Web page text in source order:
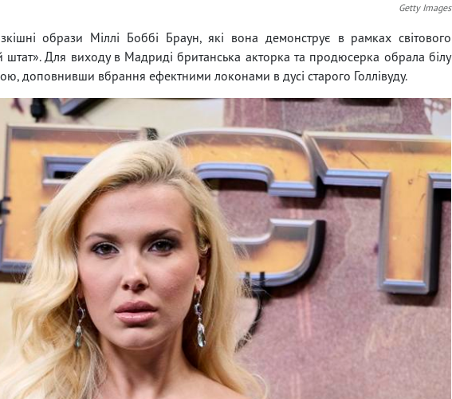
Getty Images
образи Міллі Боббі Браун, які вона демонструє в рамках світового
штат». Для виходу в Мадриді британська акторка та продюсерка обрала білу
доповнивши вбрання ефектними локонами в дусі старого Голлівуду.